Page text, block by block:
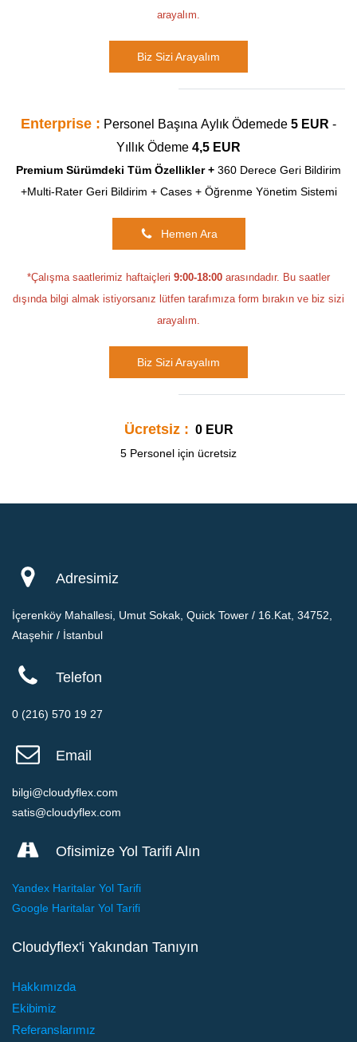
arayalım.
Biz Sizi Arayalım
Enterprise : Personel Başına Aylık Ödemede 5 EUR -
Yıllık Ödeme 4,5 EUR
Premium Sürümdeki Tüm Özellikler + 360 Derece Geri Bildirim
+Multi-Rater Geri Bildirim + Cases + Öğrenme Yönetim Sistemi
Hemen Ara
*Çalışma saatlerimiz haftaiçleri 9:00-18:00 arasındadır. Bu saatler
dışında bilgi almak istiyorsanız lütfen tarafımıza form bırakın ve biz sizi
arayalım.
Biz Sizi Arayalım
Ücretsiz : 0 EUR
5 Personel için ücretsiz
Adresimiz
İçerenköy Mahallesi, Umut Sokak, Quick Tower / 16.Kat, 34752,
Ataşehir / İstanbul
Telefon
0 (216) 570 19 27
Email
bilgi@cloudyflex.com
satis@cloudyflex.com
Ofisimize Yol Tarifi Alın
Yandex Haritalar Yol Tarifi
Google Haritalar Yol Tarifi
Cloudyflex'i Yakından Tanıyın
Hakkımızda
Ekibimiz
Referanslarımız